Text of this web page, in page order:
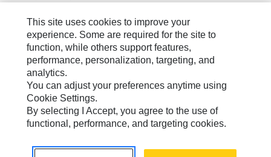
Caterpillar.com
Contacter Caterpillar
Mes Préférences Marketing
Plan Du Site
Cookie Settings
This site uses cookies to improve your
experience. Some are required for the site to
function, while others support features,
performance, personalization, targeting, and
analytics.
You can adjust your preferences anytime using
Cookie Settings.
By selecting I Accept, you agree to the use of
functional, performance, and targeting cookies.